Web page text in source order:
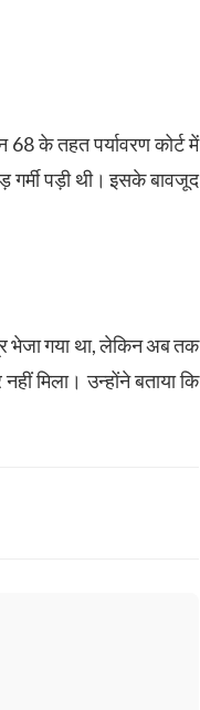
के तहत पर्यावरण कोर्ट में
गर्मी पड़ी थी। इसके बावजूद
भेजा गया था, लेकिन अब तक
मिला। उन्होंने बताया कि